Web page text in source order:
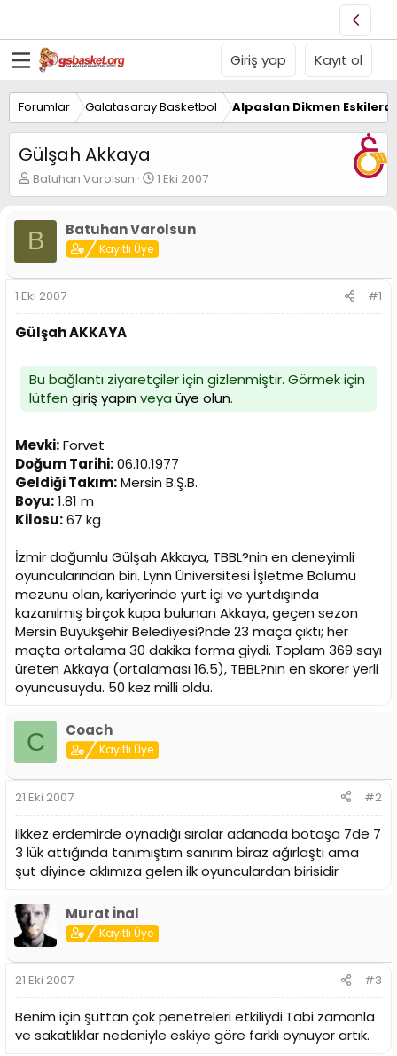
Giriş yap Kayıt ol
Forumlar Galatasaray Basketbol Alpaslan Dikmen
Gülşah Akkaya
K
o
u
y
B
a
ş
l
a
a
n
Batuhan Varolsun
B
a
l
a
n
g
i
h
i
1 Eki 2007
B Batuhan Varolsun
Kayıtlı Üye
1 Eki 2007 #1
Gülşah AKKAYA
Bu bağlantı ziyaretçiler için gizlenmiştir. Görmek için
lütfen giriş yapınveya üye olun.
Mevki:Forvet
Doğum Tarihi:06.10.1977
Geldiği Takım:Mersin B.Ş.B.
Boyu:1.81 m
Kilosu:67 kg
İzmir doğumlu Gülşah Akkaya, TBBL?nin en deneyimli
oyuncularından biri. Lynn Üniversitesi İşletme Bölümü
mezunu olan, kariyerinde yurt içi ve yurtdışında
kazanılmış birçok kupa bulunan Akkaya, geçen sezon
Mersin Büyükşehir Belediyesi?nde 23 maça çıktı; her
maçta ortalama 30 dakika forma giydi. Toplam 369 sayı
üreten Akkaya (ortalaması 16.5), TBBL?nin en skorer yerli
oyuncusuydu. 50 kez milli oldu.
C Coach
Kayıtlı Üye
21 Eki 2007 #2
ilkkez erdemirde oynadığı sıralar adanada botaşa 7de 7
3 lük attığında tanımıştım sanırım biraz ağırlaştı ama
şut diyince aklımıza gelen ilk oyunculardan birisidir
Murat İnal
Kayıtlı Üye
21 Eki 2007 #3
Benim için şuttan çok penetreleri etkiliydi.Tabi zamanla
ve sakatlıklar nedeniyle eskiye göre farklı oynuyor artık.